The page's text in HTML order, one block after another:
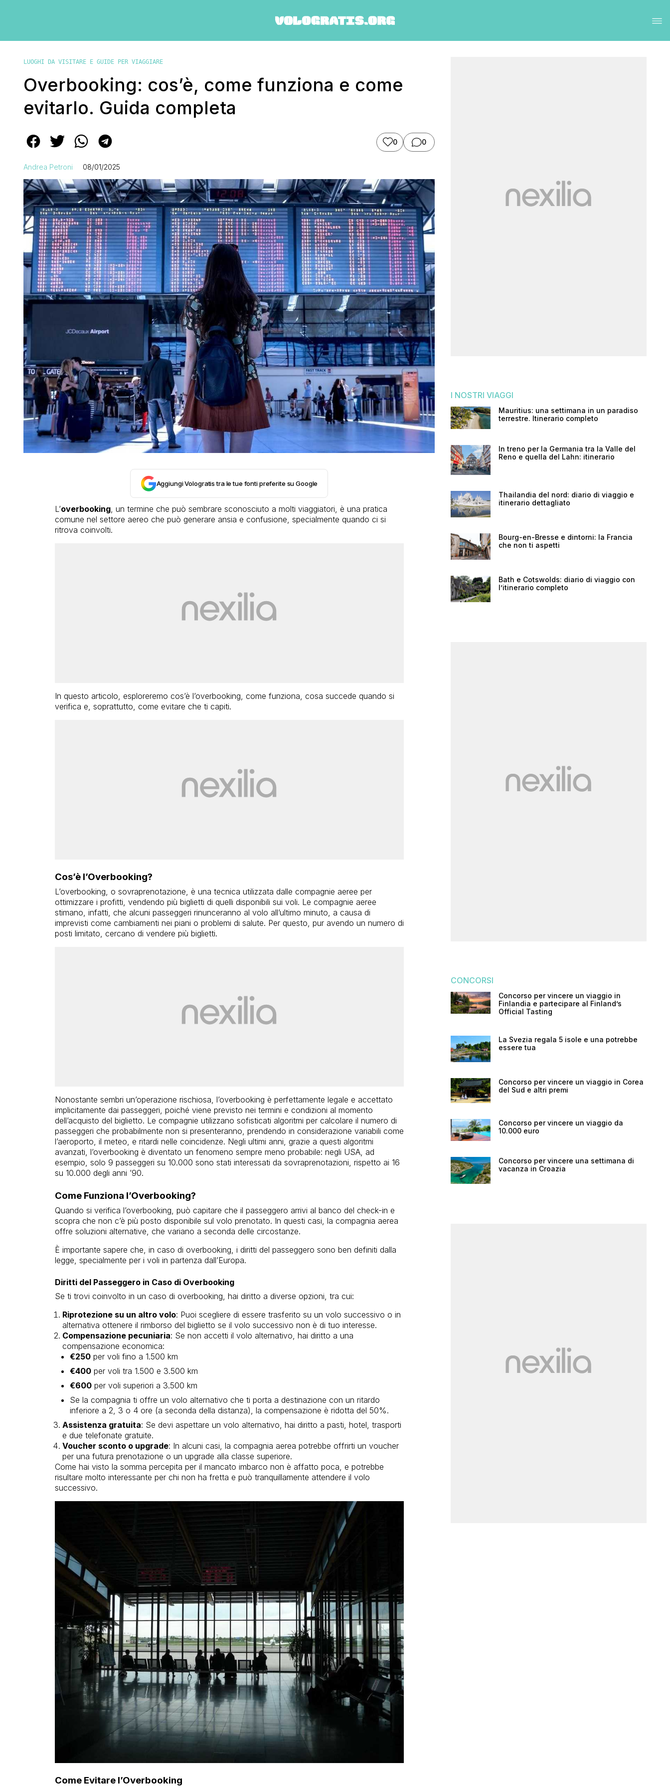
LUOGHI DA VISITARE E GUIDE PER VIAGGIARE
Overbooking: cos’è, come funziona e come
evitarlo. Guida completa
0 0
Andrea Petroni 08/01/2025
Aggiungi Vologratis tra le tue fonti preferite su Google
L’overbooking, un termine che può sembrare sconosciuto a molti viaggiatori, è una pratica
comune nel settore aereo che può generare ansia e confusione, specialmente quando ci si
ritrova coinvolti.
In questo articolo, esploreremo cos’è l’overbooking, come funziona, cosa succede quando si
verifica e, soprattutto, come evitare che ti capiti.
Cos’è l’Overbooking?
L’overbooking, o sovraprenotazione, è una tecnica utilizzata dalle compagnie aeree per
ottimizzare i profitti, vendendo più biglietti di quelli disponibili sui voli. Le compagnie aeree
stimano, infatti, che alcuni passeggeri rinunceranno al volo all’ultimo minuto, a causa di
imprevisti come cambiamenti nei piani o problemi di salute. Per questo, pur avendo un numero di
posti limitato, cercano di vendere più biglietti.
Nonostante sembri un’operazione rischiosa, l’overbooking è perfettamente legale e accettato
implicitamente dai passeggeri, poiché viene previsto nei termini e condizioni al momento
dell’acquisto del biglietto. Le compagnie utilizzano sofisticati algoritmi per calcolare il numero di
passeggeri che probabilmente non si presenteranno, prendendo in considerazione variabili come
l’aeroporto, il meteo, e ritardi nelle coincidenze. Negli ultimi anni, grazie a questi algoritmi
avanzati, l’overbooking è diventato un fenomeno sempre meno probabile: negli USA, ad
esempio, solo 9 passeggeri su 10.000 sono stati interessati da sovraprenotazioni, rispetto ai 16
su 10.000 degli anni ’90.
Come Funziona l’Overbooking?
Quando si verifica l’overbooking, può capitare che il passeggero arrivi al banco del check-in e
scopra che non c’è più posto disponibile sul volo prenotato. In questi casi, la compagnia aerea
offre soluzioni alternative, che variano a seconda delle circostanze.
È importante sapere che, in caso di overbooking, i diritti del passeggero sono ben definiti dalla
legge, specialmente per i voli in partenza dall’Europa.
Diritti del Passeggero in Caso di Overbooking
Se ti trovi coinvolto in un caso di overbooking, hai diritto a diverse opzioni, tra cui:
Riprotezione su un altro volo: Puoi scegliere di essere trasferito su un volo successivo o in
alternativa ottenere il rimborso del biglietto se il volo successivo non è di tuo interesse.
Compensazione pecuniaria: Se non accetti il volo alternativo, hai diritto a una
compensazione economica:
€250per voli fino a 1.500 km
€400per voli tra 1.500 e 3.500 km
€600per voli superiori a 3.500 km
Se la compagnia ti offre un volo alternativo che ti porta a destinazione con un ritardo
inferiore a 2, 3 o 4 ore (a seconda della distanza), la compensazione è ridotta del 50%.
Assistenza gratuita: Se devi aspettare un volo alternativo, hai diritto a pasti, hotel, trasporti
e due telefonate gratuite.
Voucher sconto o upgrade: In alcuni casi, la compagnia aerea potrebbe offrirti un voucher
per una futura prenotazione o un upgrade alla classe superiore.
Come hai visto la somma percepita per il mancato imbarco non è affatto poca, e potrebbe
risultare molto interessante per chi non ha fretta e può tranquillamente attendere il volo
successivo.
Come Evitare l’Overbooking
I NOSTRI VIAGGI
Mauritius: una settimana in un paradiso
terrestre. Itinerario completo
In treno per la Germania tra la Valle del
Reno e quella del Lahn: itinerario
Thailandia del nord: diario di viaggio e
itinerario dettagliato
Bourg-en-Bresse e dintorni: la Francia
che non ti aspetti
Bath e Cotswolds: diario di viaggio con
l’itinerario completo
CONCORSI
Concorso per vincere un viaggio in
Finlandia e partecipare al Finland’s
Official Tasting
La Svezia regala 5 isole e una potrebbe
essere tua
Concorso per vincere un viaggio in Corea
del Sud e altri premi
Concorso per vincere un viaggio da
10.000 euro
Concorso per vincere una settimana di
vacanza in Croazia